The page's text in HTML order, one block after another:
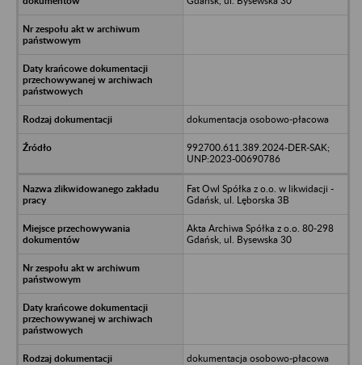
dokumentacja osobowo-płacowa
992700.611.389.2024-DER-SAK;
UNP:2023-00690786
Fat Owl Spółka z o.o. w likwidacji -
Gdańsk, ul. Lęborska 3B
Akta Archiwa Spółka z o.o. 80-298
Gdańsk, ul. Bysewska 30
dokumentacja osobowo-płacowa